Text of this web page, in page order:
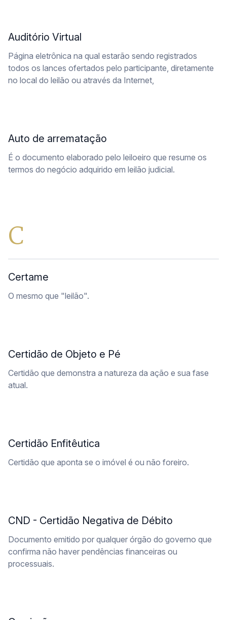
Auditório Virtual
Página eletrônica na qual estarão sendo registrados
todos os lances ofertados pelo participante, diretamente
no local do leilão ou através da Internet,
Auto de arrematação
É o documento elaborado pelo leiloeiro que resume os
termos do negócio adquirido em leilão judicial.
C
Certame
O mesmo que "leilão".
Certidão de Objeto e Pé
Certidão que demonstra a natureza da ação e sua fase
atual.
Certidão Enfitêutica
Certidão que aponta se o imóvel é ou não foreiro.
CND - Certidão Negativa de Débito
Documento emitido por qualquer órgão do governo que
confirma não haver pendências financeiras ou
processuais.